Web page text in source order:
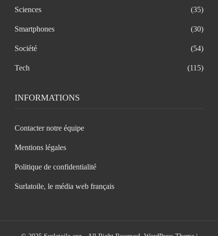
Sciences (35)
Smartphones (30)
Société (54)
Tech (115)
INFORMATIONS
Contacter notre équipe
Mentions légales
Politique de confidentialité
Surlatoile, le média web français